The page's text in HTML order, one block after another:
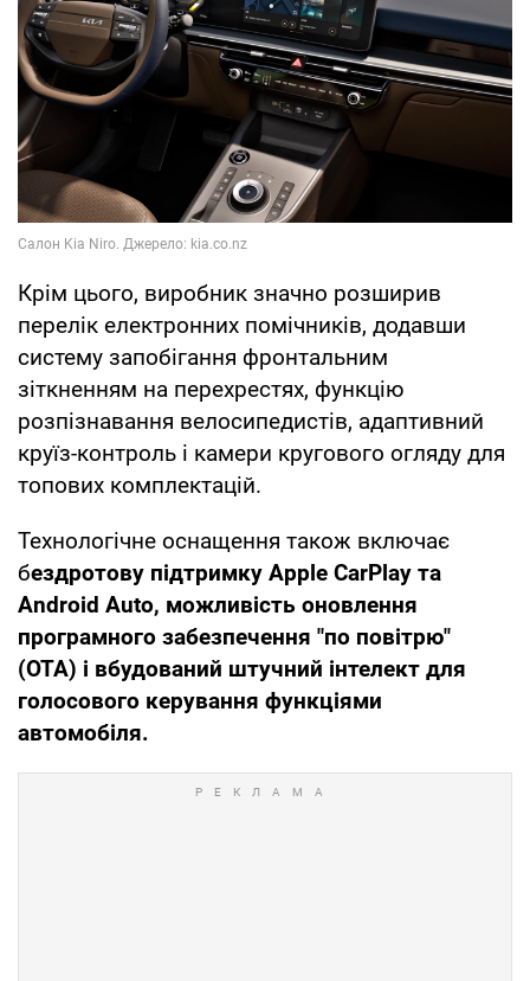
Крім цього, виробник значно розширив
перелік електронних помічників, додавши
систему запобігання фронтальним
зіткненням на перехрестях, функцію
розпізнавання велосипедистів, адаптивний
круїз-контроль і камери кругового огляду для
топових комплектацій.
Технологічне оснащення також включає
бездротову підтримку Apple CarPlay та
Android Auto, можливість оновлення
програмного забезпечення "по повітрю"
(OTA) і вбудований штучний інтелект для
голосового керування функціями
автомобіля.